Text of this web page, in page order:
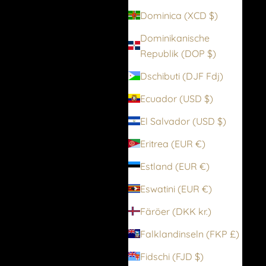
Dominica (XCD $)
Dominikanische
Republik (DOP $)
Dschibuti (DJF Fdj)
Ecuador (USD $)
El Salvador (USD $)
Eritrea (EUR €)
Estland (EUR €)
Eswatini (EUR €)
Färöer (DKK kr.)
Falklandinseln (FKP £)
Fidschi (FJD $)